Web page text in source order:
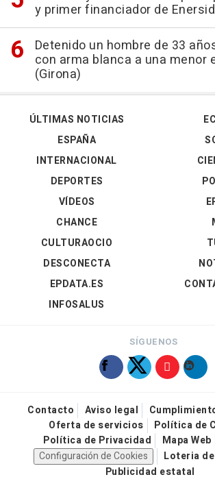
y primer financiador de
Detenido un hombre de 33
con arma blanca a una menor
(Girona)
ÚLTIMAS NOTICIAS
ESPAÑA
INTERNACIONAL
DEPORTES
VÍDEOS
CHANCE
CULTURAOCIO
DESCONECTA
EPDATA.ES
INFOSALUS
SÍGUENOS
Contacto Aviso legal
Oferta de servicios
Política de
Política de Privacidad
Mapa Web
Configuración de Cookies
Loteria
Publicidad estatal